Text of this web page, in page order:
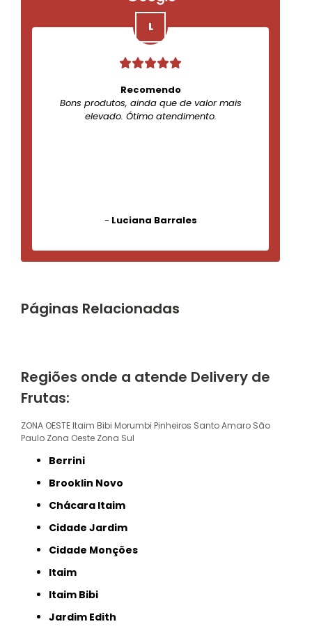
Recomendo
Bons produtos, ainda que de valor mais
elevado. Ótimo atendimento.
- Luciana Barrales
Páginas Relacionadas
Regiões onde a atende Delivery de
Frutas:
ZONA OESTE Itaim Bibi Morumbi Pinheiros Santo Amaro São
Paulo Zona Oeste Zona Sul
Berrini
Brooklin Novo
Chácara Itaim
Cidade Jardim
Cidade Monções
Itaim
Itaim Bibi
Jardim Edith